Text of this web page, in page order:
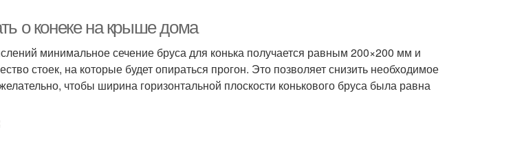
о конеке на крыше дома
минимальное сечение бруса для конька получается равным 200×200 мм и
стоек, на которые будет опираться прогон. Это позволяет снизить необходимое
чтобы ширина горизонтальной плоскости конькового бруса была равна